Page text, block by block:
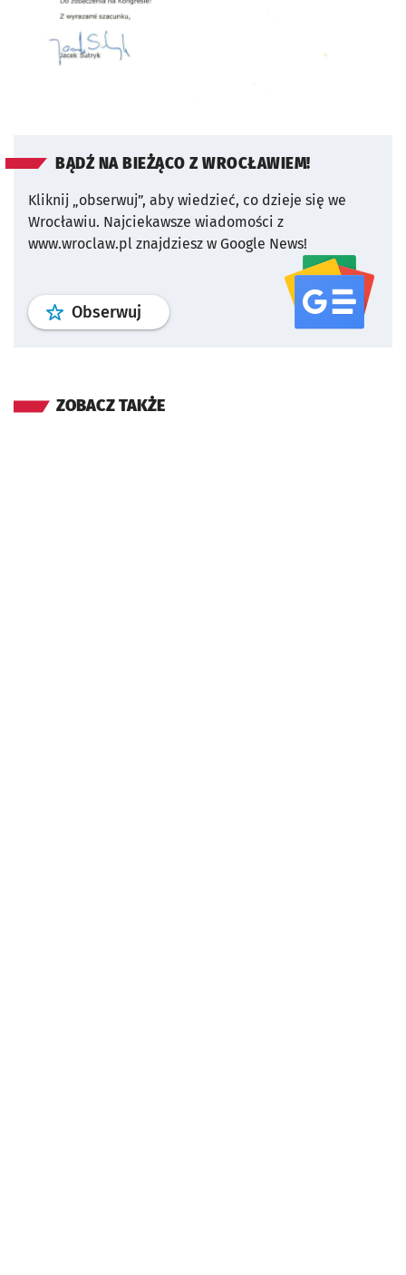
BĄDŹ NA BIEŻĄCO Z WROCŁAWIEM!
Kliknij „obserwuj”, aby wiedzieć, co dzieje się we
Wrocławiu. Najciekawsze wiadomości z
www.wroclaw.pl znajdziesz w Google News!
Obserwuj profil serwisu
ZOBACZ TAKŻE